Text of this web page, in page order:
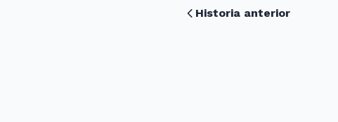
Historia anterior